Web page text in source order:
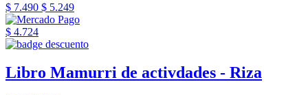
$ 7.490 $ 5.249
$ 4.724
Libro Mamurri de activdades - Riza